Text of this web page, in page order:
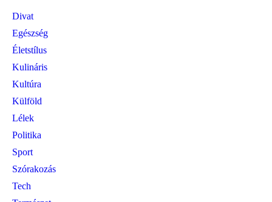
Divat
Egészség
Életstílus
Kulináris
Kultúra
Külföld
Lélek
Politika
Sport
Szórakozás
Tech